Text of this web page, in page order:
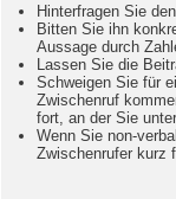
Hinterfragen Sie
Bitten Sie ihn
Aussage durch
Lassen Sie die
Schweigen Sie für
Zwischenruf
fort, an der Sie
Wenn Sie non-
Zwischenrufer kurz